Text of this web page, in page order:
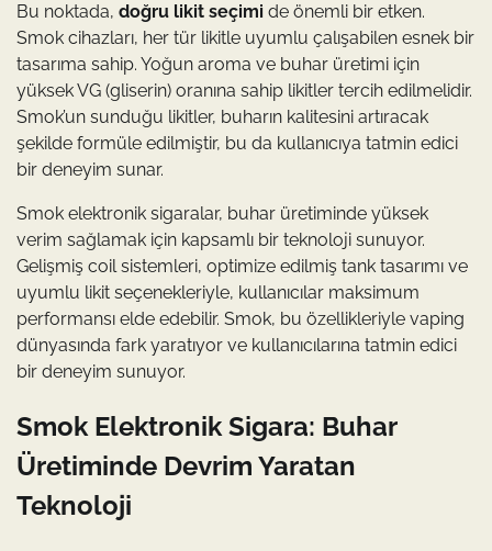
Bu noktada, doğru likit seçimi de önemli bir etken.
Smok cihazları, her tür likitle uyumlu çalışabilen esnek bir
tasarıma sahip. Yoğun aroma ve buhar üretimi için
yüksek VG (gliserin) oranına sahip likitler tercih edilmelidir.
Smok’un sunduğu likitler, buharın kalitesini artıracak
şekilde formüle edilmiştir, bu da kullanıcıya tatmin edici
bir deneyim sunar.
Smok elektronik sigaralar, buhar üretiminde yüksek
verim sağlamak için kapsamlı bir teknoloji sunuyor.
Gelişmiş coil sistemleri, optimize edilmiş tank tasarımı ve
uyumlu likit seçenekleriyle, kullanıcılar maksimum
performansı elde edebilir. Smok, bu özellikleriyle vaping
dünyasında fark yaratıyor ve kullanıcılarına tatmin edici
bir deneyim sunuyor.
Smok Elektronik Sigara: Buhar
Üretiminde Devrim Yaratan
Teknoloji